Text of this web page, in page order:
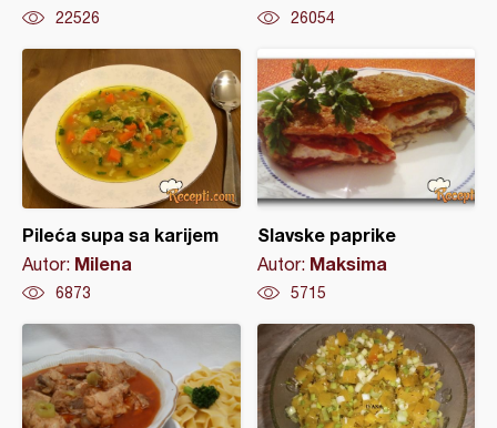
22526 26054
Pileća supa sa karijem
Autor: Milena
6873
Slavske paprike
Autor: Maksima
5715